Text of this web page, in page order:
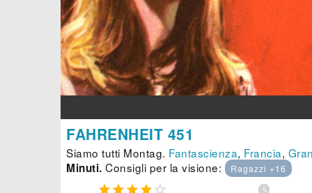
FAHRENHEIT 451
Siamo tutti Montag. Fantascienza, Francia,
Minuti. Consigli per la visione: Ragazzi +16
     